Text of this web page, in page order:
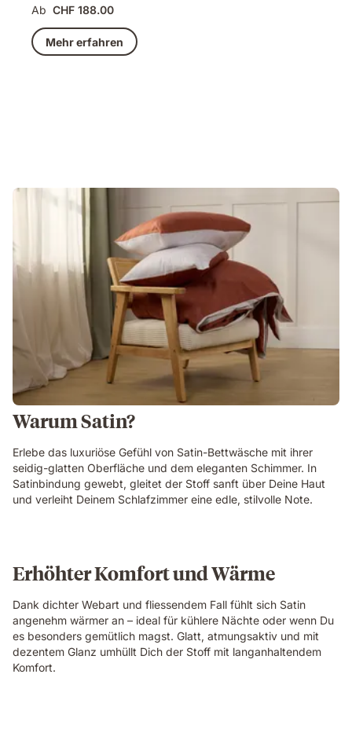
Ab CHF 188.00
Mehr erfahren
Warum Satin?
Erlebe das luxuriöse Gefühl von Satin-Bettwäsche mit ihrer
seidig-glatten Oberfläche und dem eleganten Schimmer. In
Satinbindung gewebt, gleitet der Stoff sanft über Deine Haut
und verleiht Deinem Schlafzimmer eine edle, stilvolle Note.
Erhöhter Komfort und Wärme
Dank dichter Webart und fliessendem Fall fühlt sich Satin
angenehm wärmer an – ideal für kühlere Nächte oder wenn Du
es besonders gemütlich magst. Glatt, atmungsaktiv und mit
dezentem Glanz umhüllt Dich der Stoff mit langanhaltendem
Komfort.